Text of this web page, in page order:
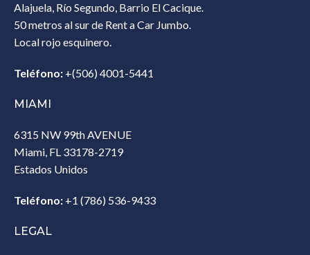
Alajuela, Río Segundo, Barrio El Cacique.
50 metros al sur de Rent a Car Jumbo.
Local rojo esquinero.
Teléfono: +(506) 4001-5441
MIAMI
6315 NW 99th AVENUE
Miami, FL 33178-2719
Estados Unidos‎
Teléfono: +1 (786) 536-9433‎
LEGAL